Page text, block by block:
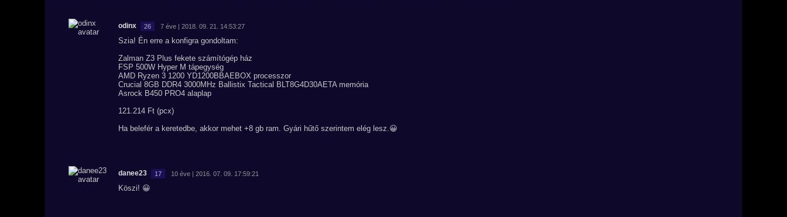
odinx 26 7 éve | 2018. 09. 21. 14:53:27
Szia! Én erre a konfigra gondoltam:
Zalman Z3 Plus fekete számítógép ház
FSP 500W Hyper M tápegység
AMD Ryzen 3 1200 YD1200BBAEBOX processzor
Crucial 8GB DDR4 3000MHz Ballistix Tactical BLT8G4D30AETA memória
Asrock B450 PRO4 alaplap
121.214 Ft (pcx)
Ha belefér a keretedbe, akkor mehet +8 gb ram. Gyári hűtő szerintem elég lesz.😀
danee23 17 10 éve | 2016. 07. 09. 17:59:21
Köszi! 😀